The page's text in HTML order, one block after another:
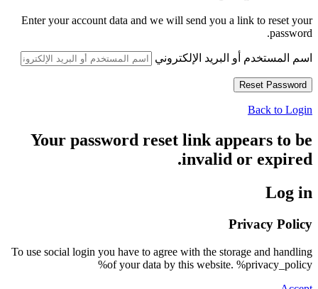
Enter your account data and we will send you a link to reset your
password.
اسم المستخدم أو البريد الإلكتروني
Back to Login
Your password reset link appears to be
invalid or expired.
Log in
Privacy Policy
To use social login you have to agree with the storage and handling
of your data by this website. %privacy_policy%